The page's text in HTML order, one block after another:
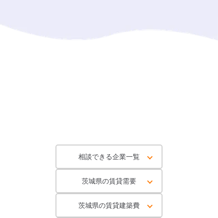
相談できる企業一覧
茨城県の賃貸需要
茨城県の賃貸建築費